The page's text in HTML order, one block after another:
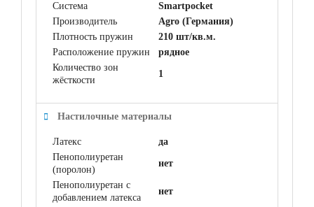
Система
Smartpocket
Производитель
Agro (Германия)
Плотность пружин
210 шт/кв.м.
Расположение пружин
рядное
Количество зон
жёсткости
1
Настилочные материалы
Латекс
да
Пенополиуретан
(поролон)
нет
Пенополиуретан с
добавлением латекса
нет